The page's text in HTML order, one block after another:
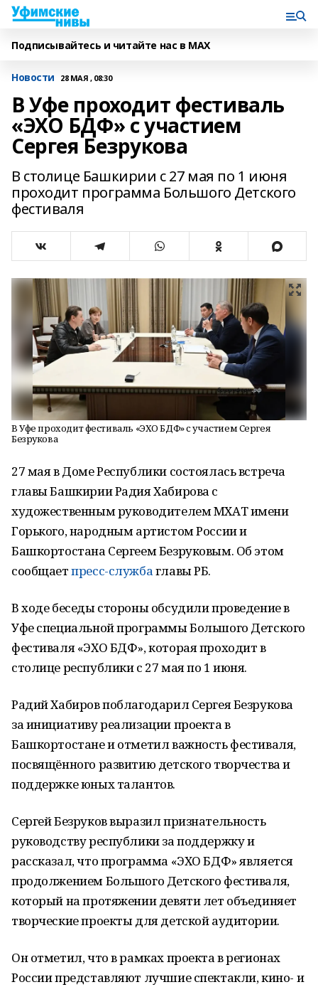
Подписывайтесь и читайте нас в MAX
Новости 28 МАЯ , 08:30
В Уфе проходит фестиваль
«ЭХО БДФ» с участием
Сергея Безрукова
В столице Башкирии с 27 мая по 1 июня
проходит программа Большого Детского
фестиваля
В Уфе проходит фестиваль «ЭХО БДФ» с участием Сергея
Безрукова
27 мая в Доме Республики состоялась встреча
главы Башкирии Радия Хабирова с
художественным руководителем МХАТ имени
Горького, народным артистом России и
Башкортостана Сергеем Безруковым. Об этом
сообщаетпресс-службаглавы РБ.
В ходе беседы стороны обсудили проведение в
Уфе специальной программы Большого Детского
фестиваля «ЭХО БДФ», которая проходит в
столице республики с 27 мая по 1 июня.
Радий Хабиров поблагодарил Сергея Безрукова
за инициативу реализации проекта в
Башкортостане и отметил важность фестиваля,
посвящённого развитию детского творчества и
поддержке юных талантов.
Сергей Безруков выразил признательность
руководству республики за поддержку и
рассказал, что программа «ЭХО БДФ» является
продолжением Большого Детского фестиваля,
который на протяжении девяти лет объединяет
творческие проекты для детской аудитории.
Он отметил, что в рамках проекта в регионах
России представляют лучшие спектакли, кино- и